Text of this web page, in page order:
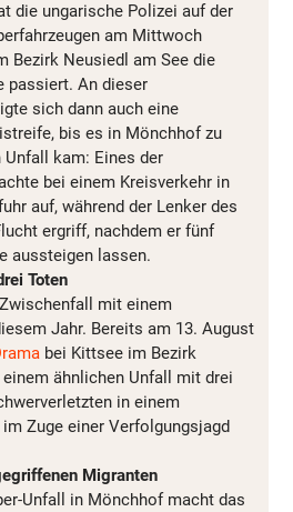
die ungarische Polizei auf der
am Mittwoch
Bezirk Neusiedl am See die
passiert. An dieser
sich dann auch eine
bis es in Mönchhof zu
kam: Eines der
bei einem Kreisverkehr in
auf, während der Lenker des
ergriff, nachdem er fünf
aussteigen lassen.
Toten
mit einem
Jahr. Bereits am 13. August
bei Kittsee im Bezirk
ähnlichen Unfall mit drei
in einem
Zuge einer Verfolgungsjagd
Migranten
Unfall in Mönchhof macht das